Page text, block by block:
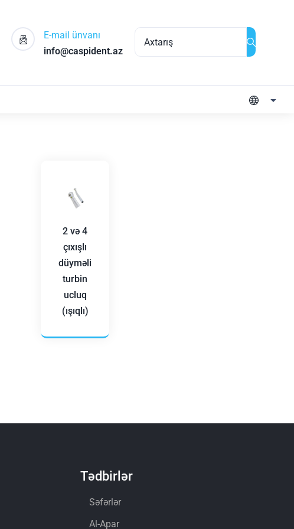
E-mail ünvanı
info@caspident.az
2 və 4
çıxışlı
düyməli
turbin
ucluq
(ışıqlı)
Tədbirlər
Səfərlər
Al-Apar